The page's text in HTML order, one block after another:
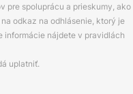
pre spoluprácu a prieskumy, ako
odkaz na odhlásenie, ktorý je
informácie nájdete v pravidlách
uplatniť.